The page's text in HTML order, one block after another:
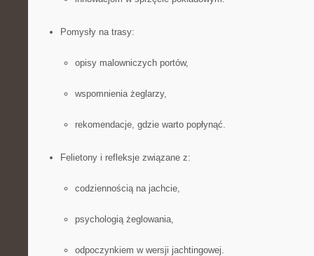
Pomysły na trasy:
opisy malowniczych portów,
wspomnienia żeglarzy,
rekomendacje, gdzie warto popłynąć.
Felietony i refleksje związane z:
codziennością na jachcie,
psychologią żeglowania,
odpoczynkiem w wersji jachtingowej.